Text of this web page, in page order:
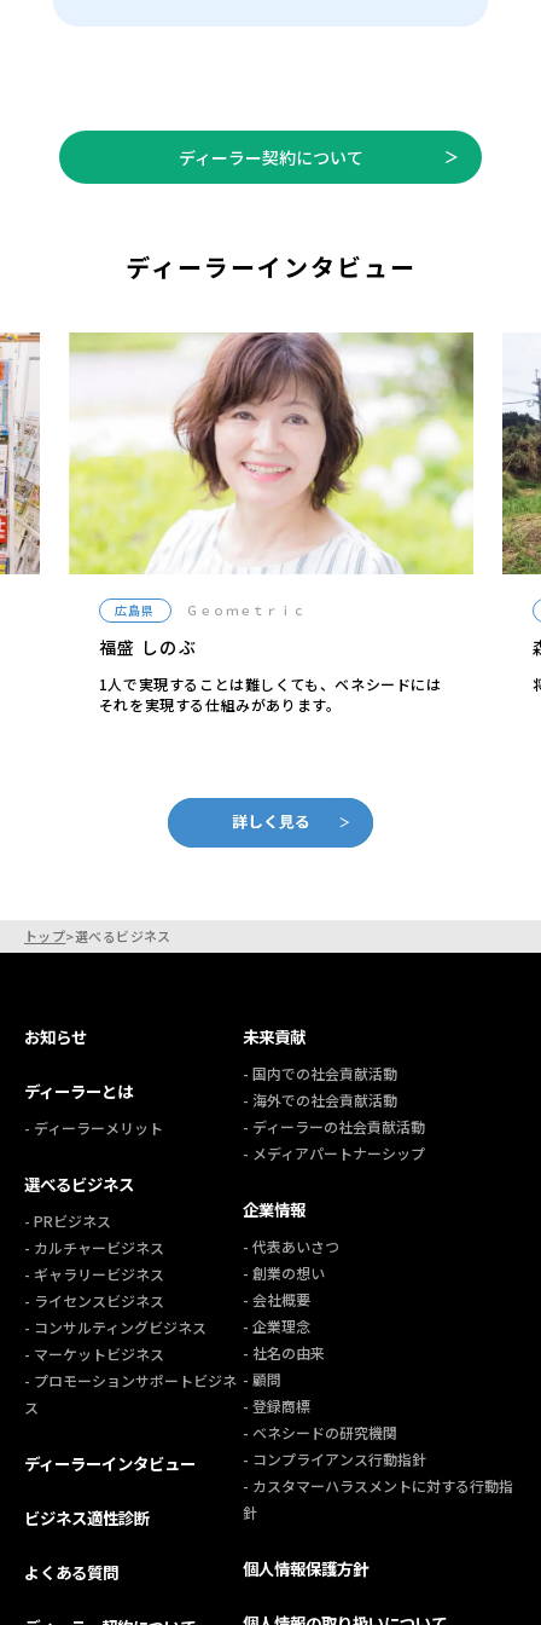
ディーラー契約について
ディーラーインタビュー
広島県 Ｇｅｏｍｅｔｒｉｃ
福盛 しのぶ
1人で実現することは難しくても、ベネシードには
それを実現する仕組みがあります。
トップ>選べるビジネス
お知らせ
ディーラーとは
- ディーラーメリット
選べるビジネス
- PRビジネス
- カルチャービジネス
- ギャラリービジネス
- ライセンスビジネス
- コンサルティングビジネス
- マーケットビジネス
- プロモーションサポートビジネ
ス
ディーラーインタビュー
ビジネス適性診断
よくある質問
未来貢献
- 国内での社会貢献活動
- 海外での社会貢献活動
- ディーラーの社会貢献活動
- メディアパートナーシップ
企業情報
- 代表あいさつ
- 創業の想い
- 会社概要
- 企業理念
- 社名の由来
- 顧問
- 登録商標
- ベネシードの研究機関
- コンプライアンス行動指針
- カスタマーハラスメントに対する行動指
針
個人情報保護方針